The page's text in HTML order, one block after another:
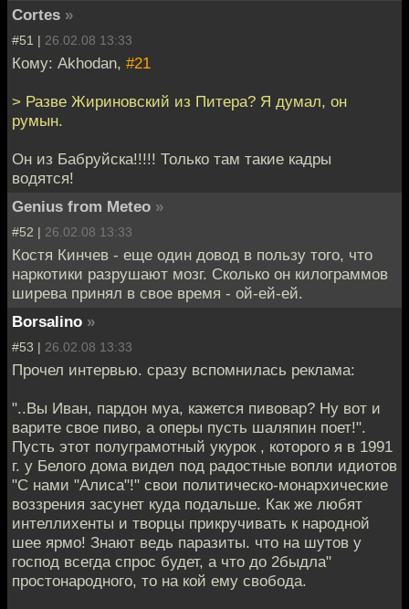
Cortes »
#51 | 26.02.08 13:33
Кому: Akhodan, #21
> Разве Жириновский из Питера? Я думал, он
румын.
Он из Бабруйска!!!!! Только там такие кадры
водятся!
Genius from Meteo »
#52 | 26.02.08 13:33
Костя Кинчев - еще один довод в пользу того, что
наркотики разрушают мозг. Сколько он килограммов
ширева принял в свое время - ой-ей-ей.
Borsalino »
#53 | 26.02.08 13:33
Прочел интервью. сразу вспомнилась реклама:
"..Вы Иван, пардон муа, кажется пивовар? Ну вот и
варите свое пиво, а оперы пусть шаляпин поет!".
Пусть этот полуграмотный укурок , которого я в 1991
г. у Белого дома видел под радостные вопли идиотов
"С нами "Алиса"!" свои политическо-монархические
воззрения засунет куда подальше. Как же любят
интеллихенты и творцы прикручивать к народной
шее ярмо! Знают ведь паразиты. что на шутов у
господ всегда спрос будет, а что до 2быдла"
простонародного, то на кой ему свобода.